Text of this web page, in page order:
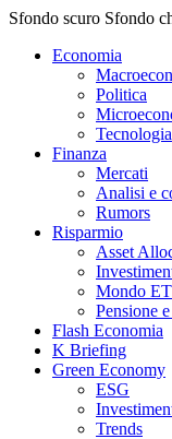
Sfondo scuro Sfondo
Economia
Politica
Tecnologia
Finanza
Mercati
Analisi e
Rumors
Risparmio
Asset
Mondo
Pensione
Flash Economia
K Briefing
Green Economy
ESG
Trends